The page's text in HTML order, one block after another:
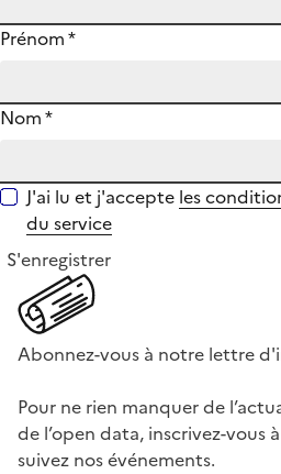
Prénom*
Nom*
J'ai lu et j'accepte les
du service
S'enregistrer
Abonnez-vous à notre lettre
Pour ne rien manquer de
de l’open data, inscrivez-vous
suivez nos événements.